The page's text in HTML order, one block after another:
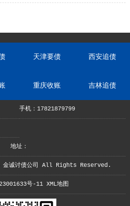
天津要债 西安追债
重庆收账 吉林追债
手机：17821879799
地址：
诚讨债公司 All Rights Reserved.
号-11 XML地图